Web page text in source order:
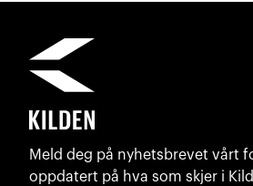
Meld deg på nyhetsbrevet vårt
oppdatert på hva som skjer i